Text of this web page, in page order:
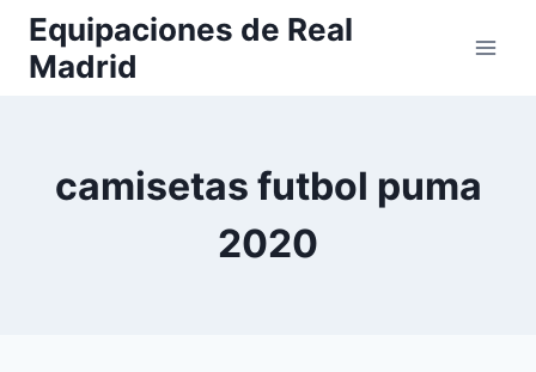
Saltar
contenido
Equipaciones de Real
Madrid
camisetas futbol puma
2020